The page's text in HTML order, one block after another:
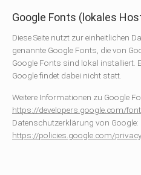
Google Fonts (lokales
Diese Seite nutzt zur einheitlichen
genannte Google Fonts, die von
Google Fonts sind lokal installiert.
Google findet dabei nicht statt.
Weitere Informationen zu Google
https://developers.google.com/
Datenschutzerklärung von Google:
https://policies.google.com/